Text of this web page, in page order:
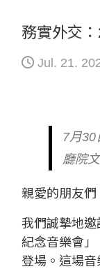
務實外交
Jul. 21.
7月30
廳院
親愛的朋友們
我們誠摯地
紀念音樂會
登場。這場